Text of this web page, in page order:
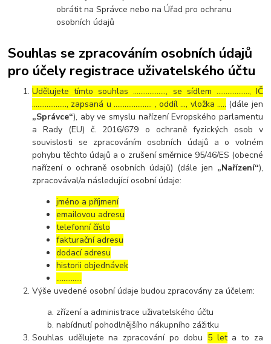
obrátit na Správce nebo na Úřad pro ochranu
osobních údajů
Souhlas se zpracováním osobních údajů
pro účely registrace uživatelského účtu
Udělujete tímto souhlas ……………..., se sídlem ………………, IČ
………………., zapsaná u ………………… , oddíl …, vložka ….. (dále jen
„Správce“), aby ve smyslu nařízení Evropského parlamentu
a Rady (EU) č. 2016/679 o ochraně fyzických osob v
souvislosti se zpracováním osobních údajů a o volném
pohybu těchto údajů a o zrušení směrnice 95/46/ES (obecné
nařízení o ochraně osobních údajů) (dále jen „Nařízení“),
zpracovával/a následující osobní údaje:
jméno a příjmení
emailovou adresu
telefonní číslo
fakturační adresu
dodací adresu
historii objednávek
…………..
Výše uvedené osobní údaje budou zpracovány za účelem:
zřízení a administrace uživatelského účtu
nabídnutí pohodlnějšího nákupního zážitku
Souhlas udělujete na zpracování po dobu 5 leta to za